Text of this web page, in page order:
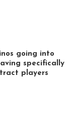
going into
specifically
players